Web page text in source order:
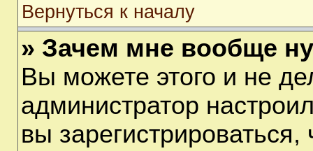
Вернуться к началу
» Зачем мне вообще
Вы можете этого и не
администратор
вы